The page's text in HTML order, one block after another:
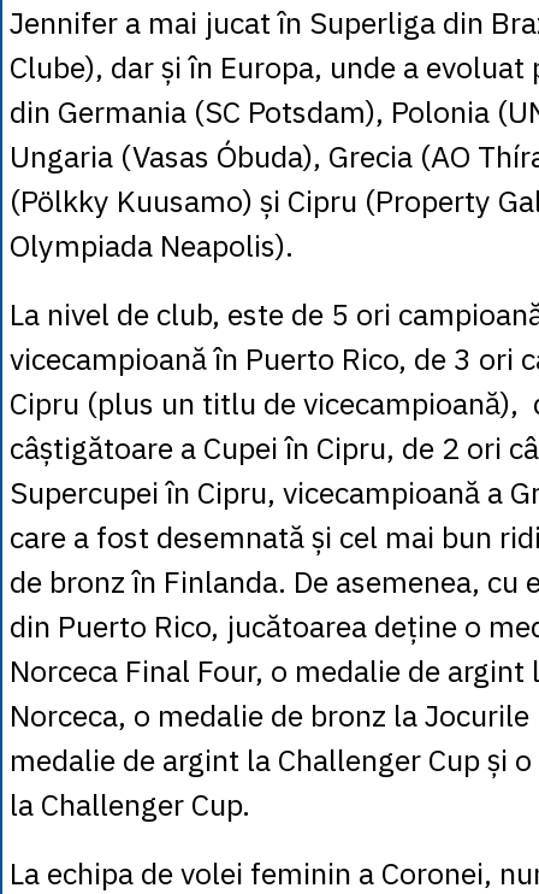
Jennifer a mai jucat în Superliga din
Clube), dar și în Europa, unde a
din Germania (SC Potsdam), Polonia
Ungaria (Vasas Óbuda), Grecia (AO
(Pölkky Kuusamo) și Cipru (Property
Olympiada Neapolis).
La nivel de club, este de 5 ori
vicecampioană în Puerto Rico, de 3 ori
Cipru (plus un titlu de vicecampioană),
câștigătoare a Cupei în Cipru, de 2 ori
Supercupei în Cipru, vicecampioană a
care a fost desemnată și cel mai bun
de bronz în Finlanda. De asemenea, cu
din Puerto Rico, jucătoarea deține o
Norceca Final Four, o medalie de
Norceca, o medalie de bronz la
medalie de argint la Challenger Cup și
la Challenger Cup.
La echipa de volei feminin a Coronei,